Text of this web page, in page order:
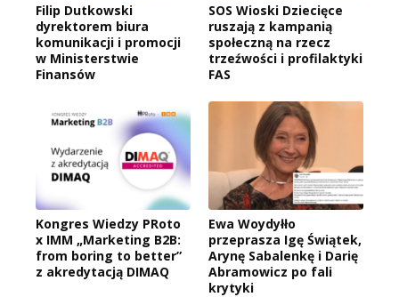
Filip Dutkowski
dyrektorem biura
komunikacji i promocji
w Ministerstwie
Finansów
SOS Wioski Dziecięce
ruszają z kampanią
społeczną na rzecz
trzeźwości i profilaktyki
FAS
Kongres Wiedzy PRoto
x IMM „Marketing B2B:
from boring to better”
z akredytacją DIMAQ
Ewa Woydyłło
przeprasza Igę Świątek,
Arynę Sabalenkę i Darię
Abramowicz po fali
krytyki